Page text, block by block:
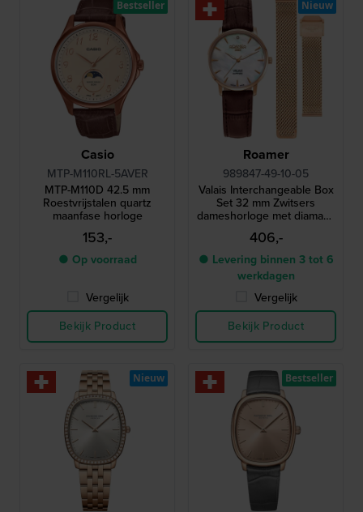
Casio
MTP-M110RL-5AVER
MTP-M110D 42.5 mm
Roestvrijstalen quartz
maanfase horloge
153,-
● Op voorraad
Vergelijk
Bekijk Product
Bestseller
Roamer
989847-49-10-05
Valais Interchangeable Box
Set 32 mm Zwitsers
dameshorloge met diamant,
leren band en mesh-
armband
406,-
● Levering binnen 3 tot 6
werkdagen
Vergelijk
Bekijk Product
Nieuw
Nieuw Bestseller